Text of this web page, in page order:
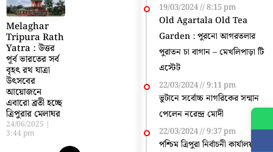
Melaghar
Tripura Rath
Yatra : উত্তর
পূর্ব ভারতের সর্ব
বৃহৎ রথ যাত্রা
উৎসবের
আয়োজনে
এবারো ব্রতী হচ্ছে
ত্রিপুরার মেলাঘর
24/06/2025
3:44 pm
Old Agartala Old Tea
Garden : পুরনো আগরতলার
পুরাতন চা বাগান – মেখলিপাড়া টি
এস্টেট
19/03/2024 8:15 pm
ভুটানে সর্বোচ্চ নাগরিকের সন্মান
পেলেন নরেন্দ্র মোদী
22/03/2024 9:11 pm
পশ্চিম ত্রিপুরা নির্বাচনী কার্যালয়
22/03/2024 9:37 pm